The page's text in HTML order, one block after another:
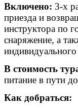
Включено: 3-х
приезда и
инструктора по
снаряжение, а
В стоимость
питание в пути
Как добраться: